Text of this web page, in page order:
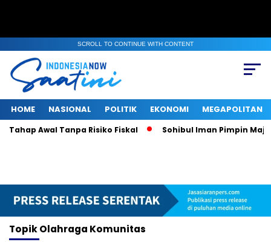
SCROLL TO CONTINUE WITH CONTENT
HOME NASIONAL POLITIK EKONOMI MEGAPOLITAN
Awal Tanpa Risiko Fiskal Sohibul Iman Pimpin
TopikOlahraga Komunitas